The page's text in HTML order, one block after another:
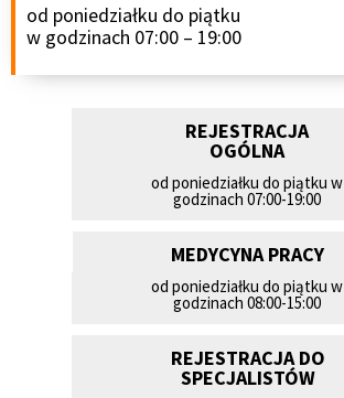
od poniedziałku do piątku
w godzinach 07:00 – 19:00
REJESTRACJA
OGÓLNA
od poniedziałku do piątku w
godzinach 07:00-19:00
MEDYCYNA PRACY
od poniedziałku do piątku w
godzinach 08:00-15:00
REJESTRACJA DO
SPECJALISTÓW